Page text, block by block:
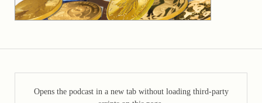
Opens the podcast in a new tab without loading third-party